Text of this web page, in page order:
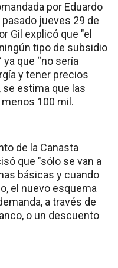
por Eduardo
jueves 29 de
Gil explicó que "el
tipo de subsidio
que “no sería
y tener precios
se estima que las
100 mil.
de la Canasta
que "sólo se van a
básicas y cuando
el nuevo esquema
a través de
o un descuento